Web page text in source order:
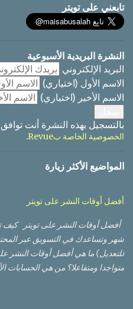
ت
تابعني على تويتر
النشرة البريدية الأسبوعية
البريد الإلكتروني
الاسم الأول (اختياري)
الاسم الأخير (اختياري)
بالتسجيل بهذه النشرة أنت
الخصوصية الخاصة بRevue
المواضيع الأكثر زيارة
أفضل أوقات النشر على تويتر
أفضل أوقات النشر على تويتر كيف
شهر وتساعدك في التسويق عبر
للتعديل) ما هي أفضل أوقات النشر
متواجدا ومتفاعلا؟ من هي الحسابات